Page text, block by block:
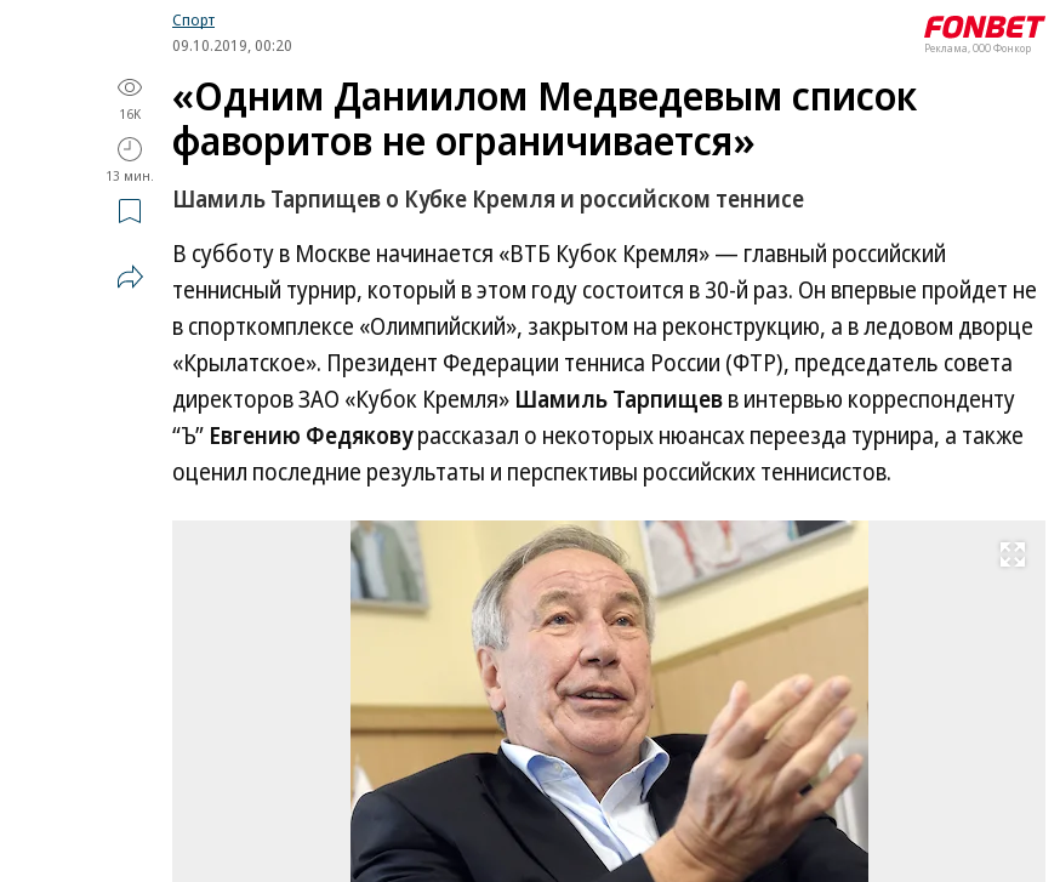
Реклама, ООО Фонкор
Спорт
09.10.2019, 00:20
16K
13 мин.
«Одним Даниилом Медведевым список
фаворитов не ограничивается»
Шамиль Тарпищев о Кубке Кремля и российском теннисе
В субботу в Москве начинается «ВТБ Кубок Кремля» — главный российский
теннисный турнир, который в этом году состоится в 30-й раз. Он впервые пройдет не
в спорткомплексе «Олимпийский», закрытом на реконструкцию, а в ледовом дворце
«Крылатское». Президент Федерации тенниса России (ФТР), председатель совета
директоров ЗАО «Кубок Кремля» Шамиль Тарпищевв интервью корреспонденту
“Ъ” Евгению Федяковурассказал о некоторых нюансах переезда турнира, а также
оценил последние результаты и перспективы российских теннисистов.
Развернуть на весь экран